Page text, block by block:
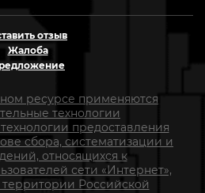
отзыв
Жалоба
ресурсе применяются
технологии
предоставления
сбора, систематизации и
относящихся к
сети «Интернет»,
территории Российской